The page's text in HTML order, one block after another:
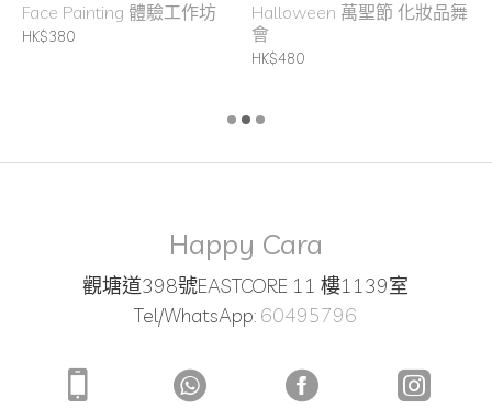
Face Painting 體驗工作坊
HK$380
Halloween 萬聖節 化妝品舞
會
HK$480
Happy Cara
觀塘道398號EASTCORE 11 樓1139室
Tel/WhatsApp: 60495796